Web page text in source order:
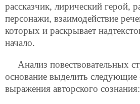
рассказчик, лирический герой,
персонажи, взаимодействие
которых и раскрывает
начало.
Анализ повествовательных
основание выделить следующие
выражения авторского сознания: